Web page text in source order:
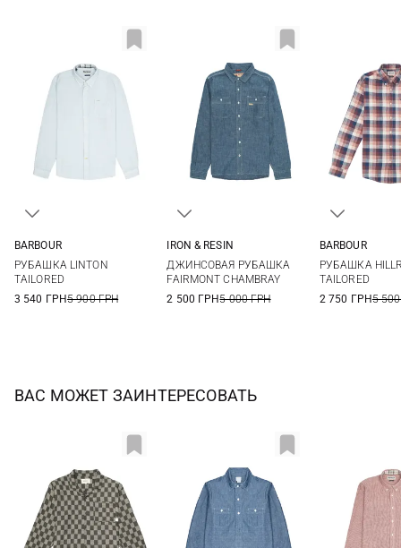
3XL
BARBOUR
РУБАШКА LINTON
TAILORED
3 540 ГРН5 900 ГРН
XXL
IRON & RESIN
ДЖИНСОВАЯ РУБАШКА
FAIRMONT CHAMBRAY
2 500 ГРН5 000 ГРН
XXL
3XL
BARBOUR
РУБАШКА
TAILORED
2 750 ГРН5
ВАС МОЖЕТ ЗАИНТЕРЕСОВАТЬ